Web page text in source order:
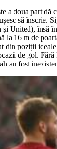
a doua partidă
să înscrie.
United), însă
la 16 m de
din poziții
de gol.
au fost